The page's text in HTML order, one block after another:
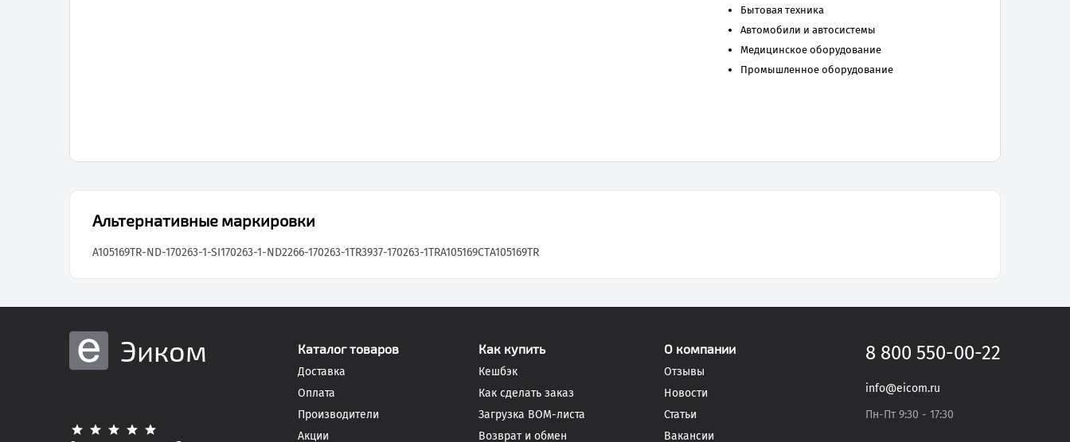
Бытовая техника
Автомобили и автосистемы
Медицинское оборудование
Промышленное оборудование
Альтернативные маркировки
A105169TR-ND-170263-1-SI170263-1-ND2266-170263-1TR3937-170263-1TRA105169CTA105169TR
Эиком Каталог товаров
Доставка
Оплата
Производители
Акции
Как купить
Кешбэк
Как сделать заказ
Загрузка BOM-листа
Возврат и обмен
О компании
Отзывы
Новости
Статьи
Вакансии
8 800 550-00-22
info@eicom.ru
Пн-Пт 9:30 - 17:30